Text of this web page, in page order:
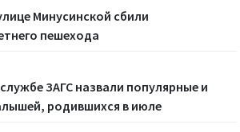
Минусинской сбили
пешехода
ЗАГС назвали популярные и
родившихся в июле